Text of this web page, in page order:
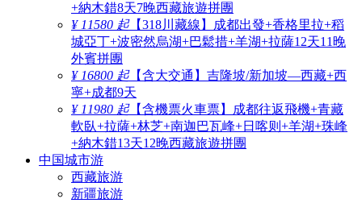
+納木錯8天7晚西藏旅遊拼團
¥ 11580 起【318川藏線】成都出發+香格里拉+稻
城亞丁+波密然烏湖+巴鬆措+羊湖+拉薩12天11晚
外賓拼團
¥ 16800 起【含大交通】吉隆坡/新加坡—西藏+西
寧+成都9天
¥ 11980 起【含機票火車票】成都往返飛機+青藏
軟臥+拉薩+林芝+南迦巴瓦峰+日喀则+羊湖+珠峰
+納木錯13天12晚西藏旅遊拼團
中国城市游
西藏旅游
新疆旅游